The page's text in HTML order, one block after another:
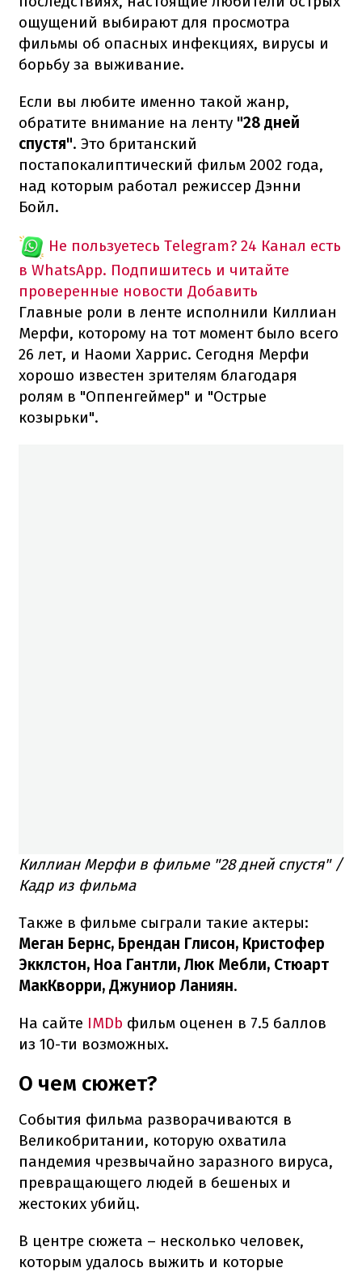
ощущений выбирают для просмотра
фильмы об опасных инфекциях, вирусы и
борьбу за выживание.
Если вы любите именно такой жанр,
обратите внимание на ленту "28 дней
спустя". Это британский
постапокалиптический фильм 2002 года,
над которым работал режиссер Дэнни
Бойл.
Не пользуетесь Telegram? 24 Канал есть
в WhatsApp. Подпишитесь и читайте
проверенные новости Добавить
Главные роли в ленте исполнили Киллиан
Мерфи, которому на тот момент было всего
26 лет, и Наоми Харрис. Сегодня Мерфи
хорошо известен зрителям благодаря
ролям в "Оппенгеймер" и "Острые
козырьки".
Киллиан Мерфи в фильме "28 дней спустя" /
Кадр из фильма
Также в фильме сыграли такие актеры:
Меган Бернс, Брендан Глисон, Кристофер
Экклстон, Ноа Гантли, Люк Мебли, Стюарт
МакКворри, Джуниор Ланиян.
На сайте IMDb фильм оценен в 7.5 баллов
из 10-ти возможных.
О чем сюжет?
События фильма разворачиваются в
Великобритании, которую охватила
пандемия чрезвычайно заразного вируса,
превращающего людей в бешеных и
жестоких убийц.
В центре сюжета – несколько человек,
которым удалось выжить и которые